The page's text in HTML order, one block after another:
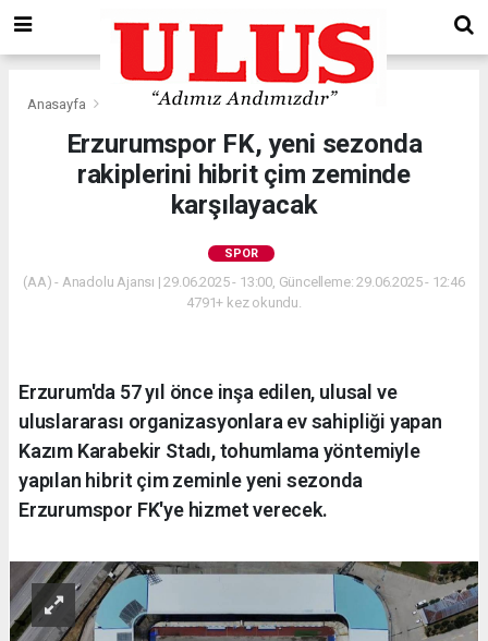
Anasayfa
Erzurumspor FK, yeni sezonda
rakiplerini hibrit çim zeminde
karşılayacak
SPOR
(AA) - Anadolu Ajansı | 29.06.2025 - 13:00, Güncelleme: 29.06.2025 - 12:46
4791+ kez okundu.
Erzurum'da 57 yıl önce inşa edilen, ulusal ve
uluslararası organizasyonlara ev sahipliği yapan
Kazım Karabekir Stadı, tohumlama yöntemiyle
yapılan hibrit çim zeminle yeni sezonda
Erzurumspor FK'ye hizmet verecek.